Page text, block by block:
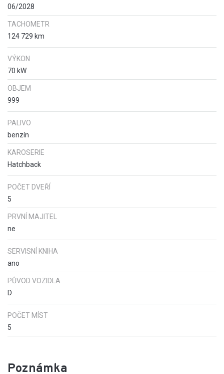
06/2028
TACHOMETR
124 729 km
VÝKON
70 kW
OBJEM
999
PALIVO
benzín
KAROSERIE
Hatchback
POČET DVEŘÍ
5
PRVNÍ MAJITEL
ne
SERVISNÍ KNIHA
ano
PŮVOD VOZIDLA
D
POČET MÍST
5
Poznámka